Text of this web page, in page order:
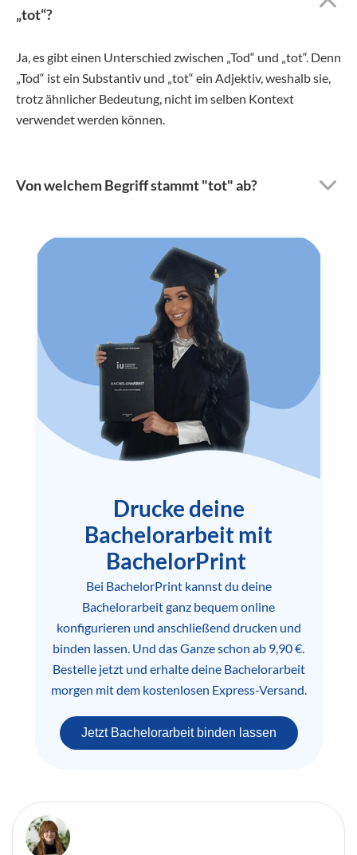
„tot“?
Ja, es gibt einen Unterschied zwischen „Tod“ und „tot“. Denn
„Tod“ ist ein Substantiv und „tot“ ein Adjektiv, weshalb sie,
trotz ähnlicher Bedeutung, nicht im selben Kontext
verwendet werden können.
Von welchem Begriff stammt "tot" ab?
Drucke deine
Bachelorarbeit mit
BachelorPrint
Bei BachelorPrint kannst du deine
Bachelorarbeit ganz bequem online
konfigurieren und anschließend drucken und
binden lassen. Und das Ganze schon ab 9,90 €.
Bestelle jetzt und erhalte deine Bachelorarbeit
morgen mit dem kostenlosen Express-Versand.
Jetzt Bachelorarbeit binden lassen